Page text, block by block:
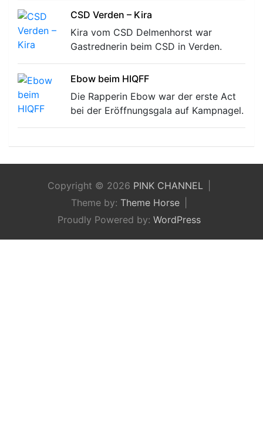
CSD Verden – Kira
Kira vom CSD Delmenhorst war
Gastrednerin beim CSD in Verden.
Ebow beim HIQFF
Die Rapperin Ebow war der erste Act
bei der Eröffnungsgala auf Kampnagel.
Copyright © 2026 PINK CHANNEL
Theme by: Theme Horse
Proudly Powered by: WordPress